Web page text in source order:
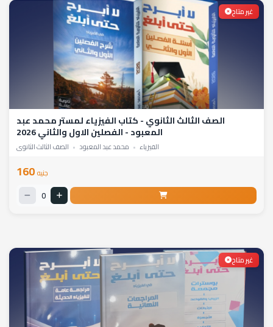
غير متاح
الصف الثالث الثانوي - كتاب الفيزياء لمستر محمد عبد
المعبود - الفصلين الاول والثاني 2026
الفيزياء • محمد عبد المعبود • الصف الثالث الثانوي
160 جنيه
0
غير متاح